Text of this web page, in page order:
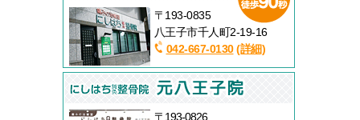
〒193-0835
八王子市千人町2-19-16
042-667-0130 (詳細)
〒193-0826